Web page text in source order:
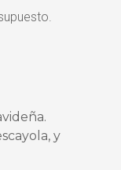
y